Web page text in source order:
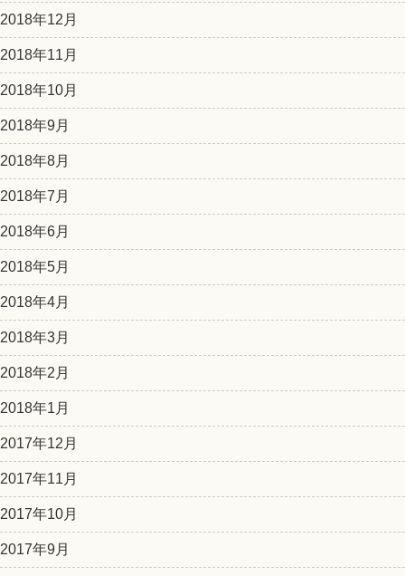
2018年12月
2018年11月
2018年10月
2018年9月
2018年8月
2018年7月
2018年6月
2018年5月
2018年4月
2018年3月
2018年2月
2018年1月
2017年12月
2017年11月
2017年10月
2017年9月